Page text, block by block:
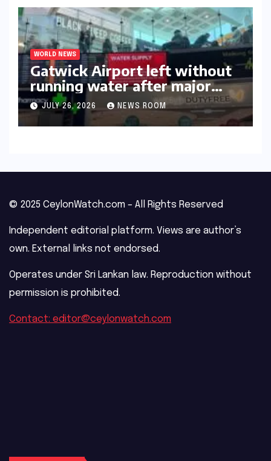
WORLD NEWS
Gatwick Airport left without
running water after major
outage​​
JULY 26, 2026 NEWS ROOM
© 2025 CeylonWatch.com – All Rights Reserved
Independent editorial platform. Views are author’s
own. External links not endorsed.
Operates under Sri Lankan law. Reproduction without
permission is prohibited.
Contact: editor@ceylonwatch.com